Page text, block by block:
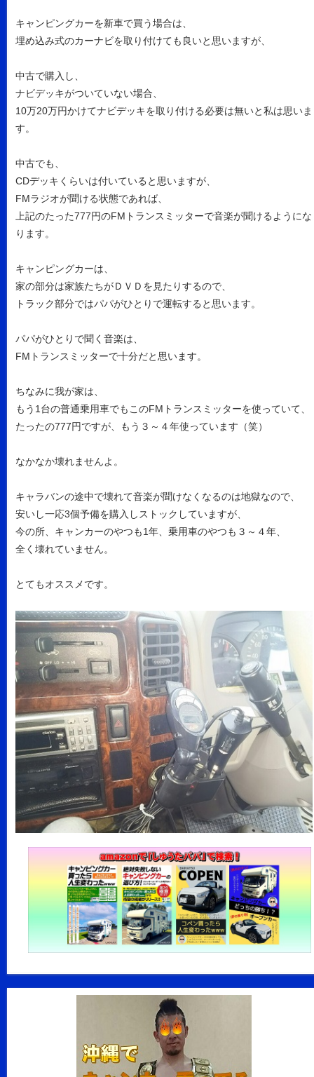
キャンピングカーを新車で買う場合は、
埋め込み式のカーナビを取り付けても良いと思いますが、
中古で購入し、
ナビデッキがついていない場合、
10万20万円かけてナビデッキを取り付ける必要は無いと私は思いま
す。
中古でも、
CDデッキくらいは付いていると思いますが、
FMラジオが聞ける状態であれば、
上記のたった777円のFMトランスミッターで音楽が聞けるようにな
ります。
キャンピングカーは、
家の部分は家族たちがＤＶＤを見たりするので、
トラック部分ではパパがひとりで運転すると思います。
パパがひとりで聞く音楽は、
FMトランスミッターで十分だと思います。
ちなみに我が家は、
もう1台の普通乗用車でもこのFMトランスミッターを使っていて、
たったの777円ですが、もう３～４年使っています（笑）
なかなか壊れませんよ。
キャラバンの途中で壊れて音楽が聞けなくなるのは地獄なので、
安いし一応3個予備を購入しストックしていますが、
今の所、キャンカーのやつも1年、乗用車のやつも３～４年、
全く壊れていません。
とてもオススメです。